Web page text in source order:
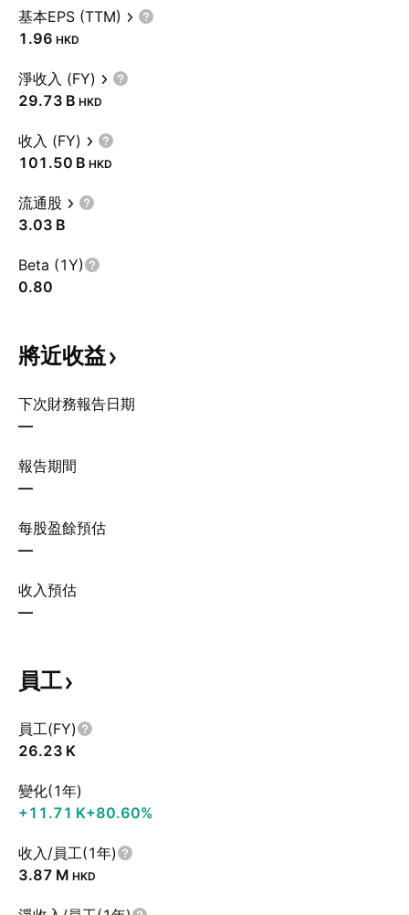
基本EPS (TTM)
1.96 HKD
淨收入 (FY)
‪29.73 B‬ HKD
收入 (FY)
‪101.50 B‬ HKD
流通股
‪3.03 B‬
Beta (1Y)
0.80
將近收益
下次財務報告日期
—
報告期間
—
每股盈餘預估
—
收入預估
—
員工
員工(FY)
‪26.23 K‬
變化(1年)
‪+11.71 K‬+80.60%
收入/員工(1年)
‪3.87 M‬ HKD